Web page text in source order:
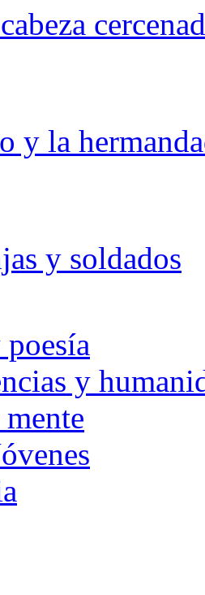
y la
y soldados
y